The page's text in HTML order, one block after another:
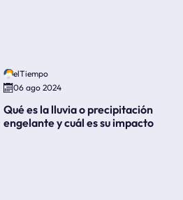
elTiempo
06 ago 2024
Qué es la lluvia o precipitación
engelante y cuál es su impacto